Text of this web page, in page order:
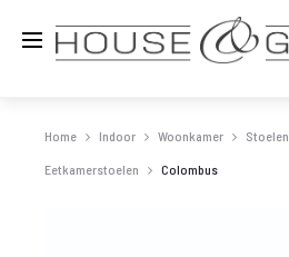
Home Indoor Woonkamer Stoelen
Eetkamerstoelen Colombus